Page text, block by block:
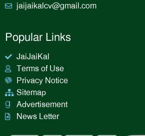
jaijaikalcv@gmail.com
Popular Links
JaiJaiKal
Terms of Use
Privacy Notice
Sitemap
Advertisement
News Letter